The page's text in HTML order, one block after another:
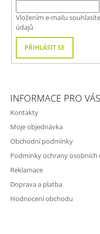
Vložením e-mailu
údajů
PŘIHLÁSIT SE
INFORMACE PRO VÁS
Kontakty
Moje objednávka
Obchodní podmínky
Podmínky ochrany osobních
Reklamace
Doprava a platba
Hodnocení obchodu